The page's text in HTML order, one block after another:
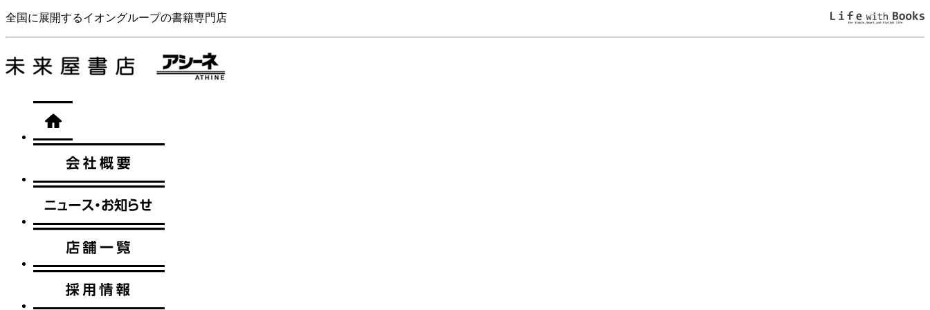
全国に展開するイオングループの書籍専門店